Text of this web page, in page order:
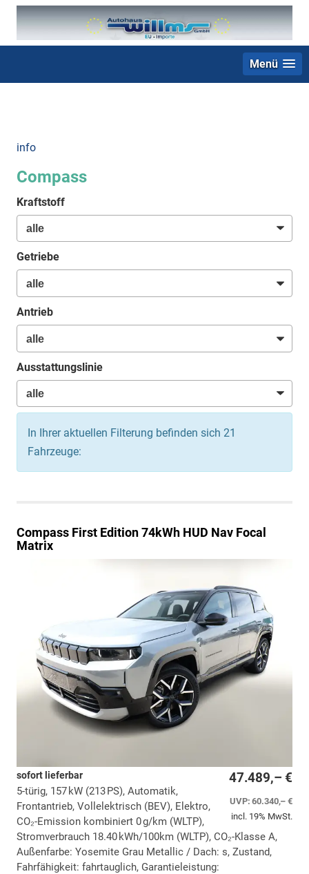
Menü
info
Compass
Kraftstoff
Getriebe
Antrieb
Ausstattungslinie
In Ihrer aktuellen Filterung befinden sich 21
Fahrzeuge:
Compass First Edition 74kWh HUD Nav Focal
Matrix
47.489,– €
UVP:60.340,– €
incl. 19% MwSt.
sofort lieferbar
5-türig, 157 kW (213 PS), Automatik,
Frontantrieb, Vollelektrisch (BEV), Elektro,
CO₂-Emission kombiniert 0 g/km (WLTP),
Stromverbrauch 18.40 kWh/100km (WLTP), CO₂-Klasse A,
Außenfarbe: Yosemite Grau Metallic / Dach: s, Zustand,
Fahrfähigkeit: fahrtauglich, Garantieleistung: